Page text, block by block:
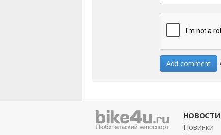
НОВОСТИ
Новинки